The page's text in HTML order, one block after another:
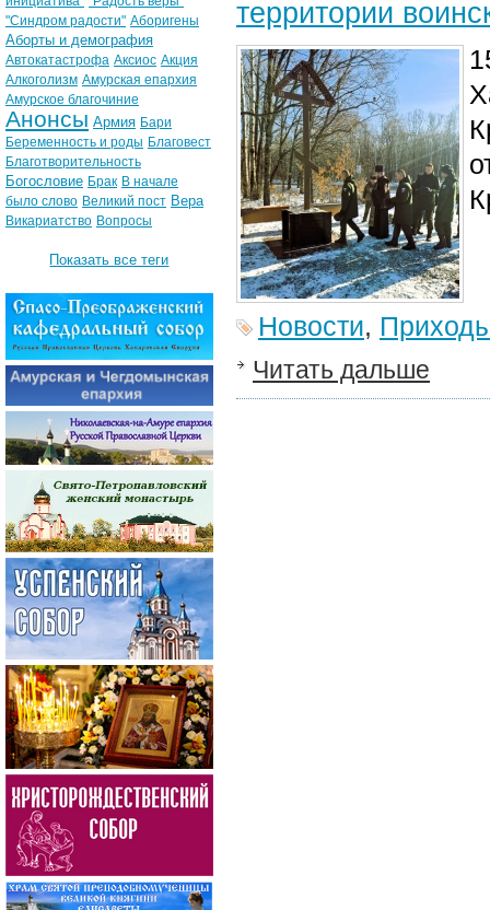
территории
Новости,
Читать дальше
"Синдром радости" Аборигены
Аборты и демография
Автокатастрофа Аксиос Акция
Алкоголизм Амурская епархия
Амурское благочиние
Анонсы Армия Бари
Беременность и роды Благовест
Благотворительность
Богословие Брак В начале
было слово Великий пост Вера
Викариатство Вопросы
Показать все теги